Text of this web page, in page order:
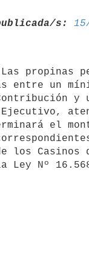
s:
entre un
y
Ejecutivo,
el
los